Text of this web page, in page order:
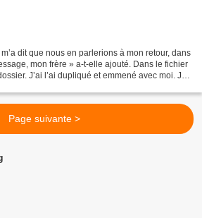
dit que nous en parlerions à mon retour, dans
mon frère » a-t-elle ajouté. Dans le fichier
J’ai l’ai dupliqué et emmené avec moi. Je
Page suivante >